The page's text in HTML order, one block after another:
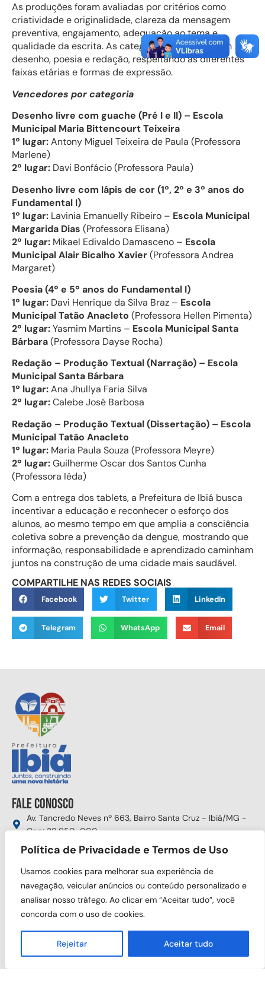
Política de Privacidade e Termos de Uso
Usamos cookies para melhorar sua experiência de
navegação, veicular anúncios ou conteúdo personalizado e
analisar nosso tráfego. Ao clicar em “Aceitar tudo”, você
concorda com o uso de cookies.
Rejeitar Aceitar tudo
As produções foram avaliadas por critérios como
criatividade e originalidade, clareza da mensagem
preventiva, engajamento, adequação ao tema e
qualidade da escrita. As categorias contemplaram
desenho, poesia e redação, respeitando as diferentes
faixas etárias e formas de expressão.
Vencedores por categoria
Desenho livre com guache (Pré I e II) – Escola
Municipal Maria Bittencourt Teixeira
1º lugar:Antony Miguel Teixeira de Paula (Professora
Marlene)
2º lugar: Davi Bonfácio (Professora Paula)
Desenho livre com lápis de cor (1º, 2º e 3º anos do
Fundamental I)
1º lugar: Lavinia Emanuelly Ribeiro – Escola Municipal
Margarida Dias (Professora Elisana)
2º lugar: Mikael Edivaldo Damasceno – Escola
Municipal Alair Bicalho Xavier(Professora Andrea
Margaret)
Poesia (4º e 5º anos do Fundamental I)
1º lugar: Davi Henrique da Silva Braz – Escola
Municipal Tatão Anacleto (Professora Hellen Pimenta)
2º lugar:Yasmim Martins – Escola Municipal Santa
Bárbara(Professora Dayse Rocha)
Redação – Produção Textual (Narração) – Escola
Municipal Santa Bárbara
1º lugar:Ana Jhullya Faria Silva
2º lugar:Calebe José Barbosa
Redação – Produção Textual (Dissertação) – Escola
Municipal Tatão Anacleto
1º lugar: Maria Paula Souza (Professora Meyre)
2º lugar:Guilherme Oscar dos Santos Cunha
(Professora Iêda)
Com a entrega dos tablets, a Prefeitura de Ibiá busca
incentivar a educação e reconhecer o esforço dos
alunos, ao mesmo tempo em que amplia a consciência
coletiva sobre a prevenção da dengue, mostrando que
informação, responsabilidade e aprendizado caminham
juntos na construção de uma cidade mais saudável.
COMPARTILHE NAS REDES SOCIAIS
Facebook Twitter LinkedIn
Telegram WhatsApp Email
Fale conosco
Av. Tancredo Neves nº 663, Bairro Santa Cruz - Ibiá/MG -
Cep: 38.950-000
(34) 3631-5750
Segunda à sexta das 8:00h às 17:30h
Siga nas redes sociais